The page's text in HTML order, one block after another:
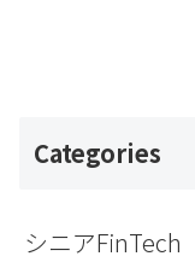
Categories
シニアFinTech